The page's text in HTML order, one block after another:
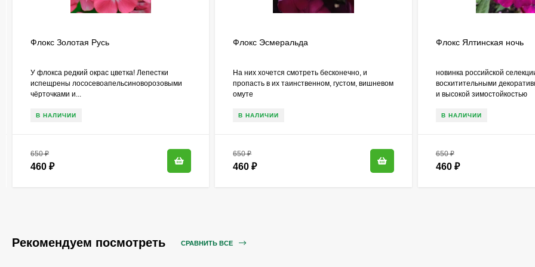
Флокс Золотая Русь
У флокса редкий окрас цветка! Лепестки
испещрены лососевоапельсиноворозовыми
чёрточками и...
В НАЛИЧИИ
650₽
460 ₽
Флокс Эсмеральда
На них хочется смотреть бесконечно, и
пропасть в их таинственном, густом, вишневом
омуте
В НАЛИЧИИ
650₽
460₽
Флокс Ялтинская ночь
новинка российской
восхитительными
и высокой зимостойкостью
В НАЛИЧИИ
650₽
460 ₽
Рекомендуем посмотреть СРАВНИТЬ ВСЕ